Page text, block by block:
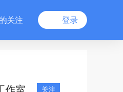
关注 登录
作室
关注